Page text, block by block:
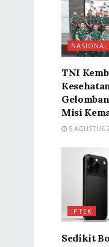
NASIONAL
TNI
Misi
5 AGUSTUS
IPTEK
Sedikit